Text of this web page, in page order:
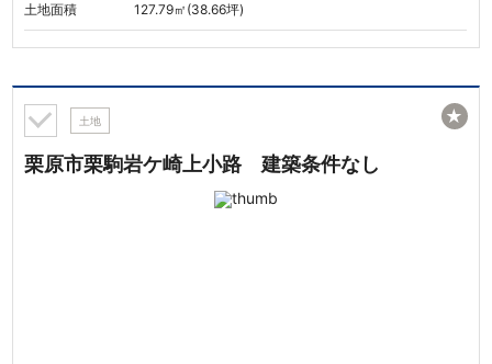
土地面積 127.79㎡(38.66坪)
土地
栗原市栗駒岩ケ崎上小路 建築条件なし
★